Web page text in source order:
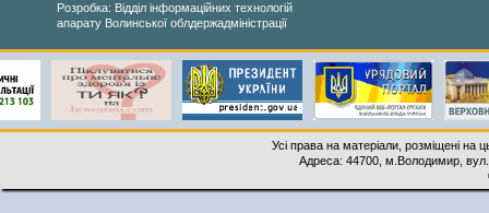
Розробка: Відділ інформаційних технологій
апарату Волинської облдержадміністрації
Усі права на матеріали, розміщені на
Адреса: 44700, м.Володимир,